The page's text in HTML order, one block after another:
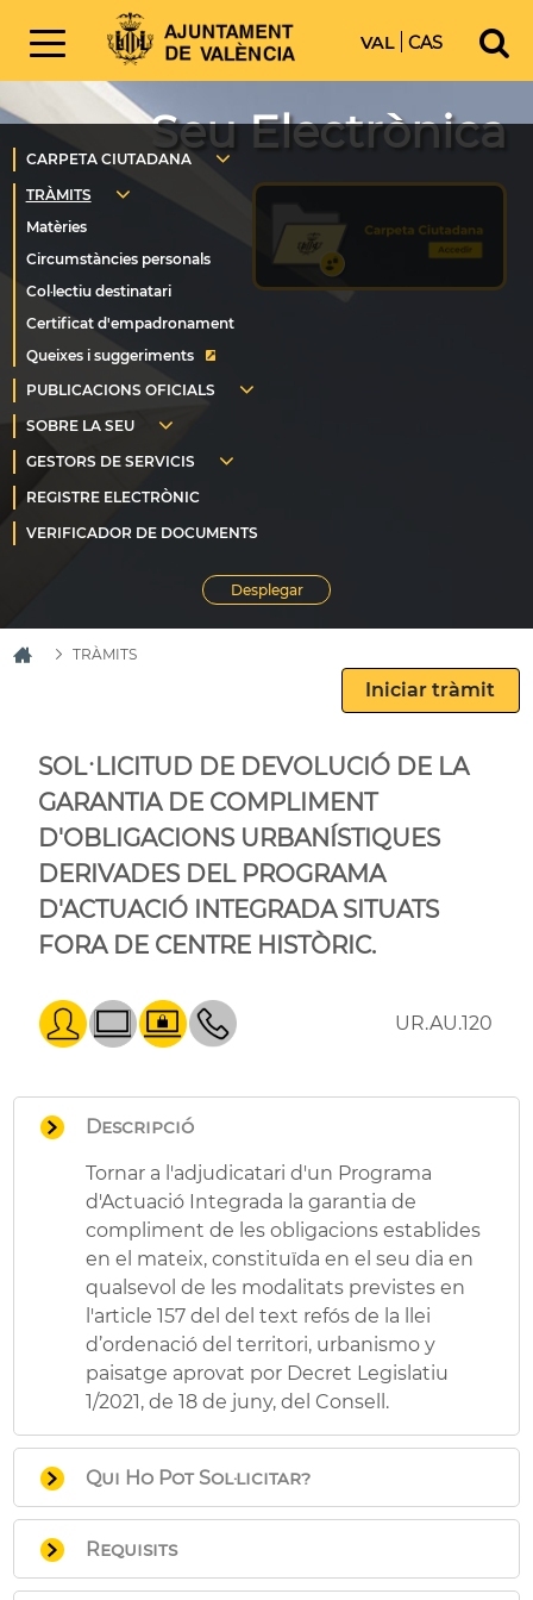
VAL CAS
Seu Electrònica
Queixes i suggeriments
TRÀMITS
SOL·LICITUD DE DEVOLUCIÓ DE LA
GARANTIA DE COMPLIMENT
D'OBLIGACIONS URBANÍSTIQUES
DERIVADES DEL PROGRAMA
D'ACTUACIÓ INTEGRADA SITUATS
FORA DE CENTRE HISTÒRIC.
UR.AU.120
Descripció
Tornar a l'adjudicatari d'un Programa
d'Actuació Integrada la garantia de
compliment de les obligacions establides
en el mateix, constituïda en el seu dia en
qualsevol de les modalitats previstes en
l'article 157 del del text refós de la llei
d’ordenació del territori, urbanismo y
paisatge aprovat por Decret Legislatiu
1/2021, de 18 de juny, del Consell.
Qui Ho Pot Sol·licitar?
La persona física o jurídica que com a
adjudicatària del programa d'actuació
integrada l'haja constituït.
Requisits